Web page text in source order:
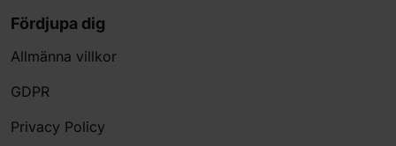
Fördjupa dig
Allmänna villkor
GDPR
Privacy Policy